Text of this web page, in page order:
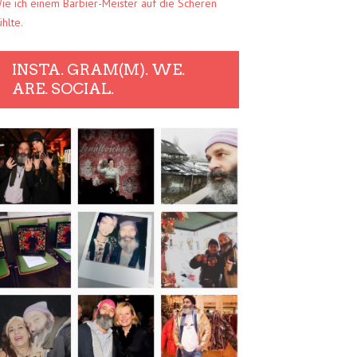
ich einem Barbier-Meister auf die Scheren
INSTA. GRAM(M). WE.
ARE. SOCIAL.